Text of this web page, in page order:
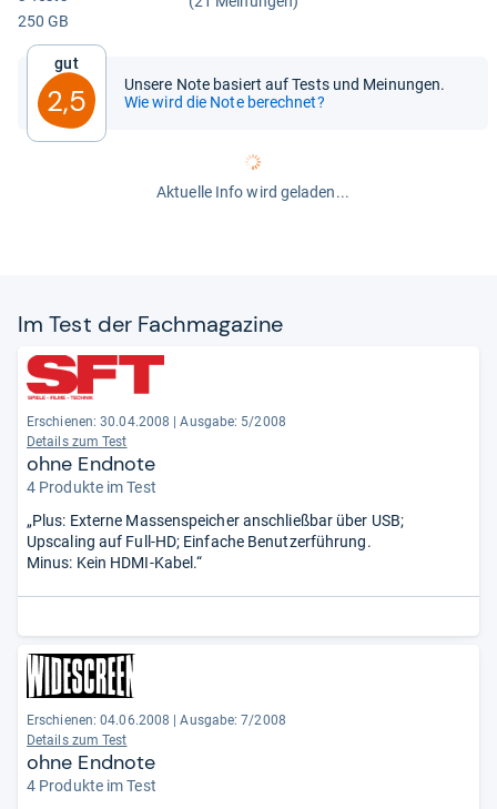
250 GB
Gut
2,5
Unsere Note basiert auf Tests und Meinungen.
Wie wird die Note berechnet?
Aktuelle Info wird geladen...
Im Test der Fach­ma­ga­zine
Erschienen: 30.04.2008
Ausgabe: 5/2008
Details zum Test
ohne Endnote
4 Produkte im Test
„Plus: Externe Massenspeicher anschließbar über USB;
Upscaling auf Full-HD; Einfache Benutzerführung.
Minus: Kein HDMI-Kabel.“
Erschienen: 04.06.2008
Ausgabe: 7/2008
Details zum Test
ohne Endnote
4 Produkte im Test